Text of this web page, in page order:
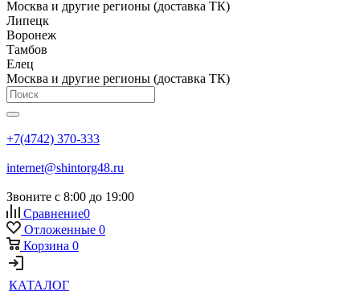
Москва и другие регионы (доставка ТК)
Липецк
Воронеж
Тамбов
Елец
Москва и другие регионы (доставка ТК)
+7(4742) 370-333
internet@shintorg48.ru
Звоните с 8:00 до 19:00
Сравнение0
Отложенные 0
Корзина 0
КАТАЛОГ